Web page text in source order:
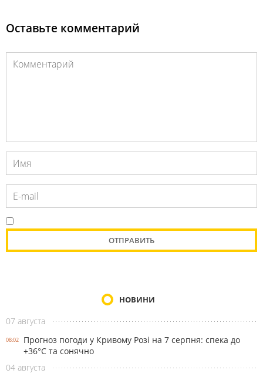
Оставьте комментарий
НОВИНИ
07 августа
08:02
Прогноз погоди у Кривому Розі на 7 серпня: спека до
+36°С та сонячно
04 августа